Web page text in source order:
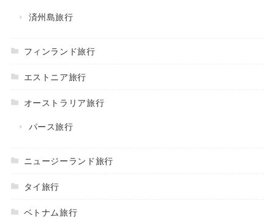
済州島旅行
フィンランド旅行
エストニア旅行
オーストラリア旅行
パース旅行
ニュージーランド旅行
タイ旅行
ベトナム旅行